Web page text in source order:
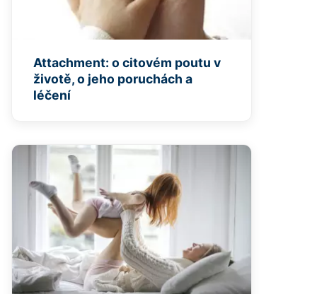
Attachment: o citovém poutu v
životě, o jeho poruchách a
léčení